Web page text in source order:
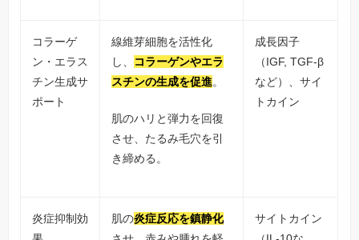
コラーゲ
ン・エラス
チン生成サ
ポート
線維芽細胞を活性化
し、
コラーゲンやエラ
スチンの生成を促進。
肌のハリと弾力を回復
させ、たるみ毛穴を引
き締める。
成長因子
（IGF, TGF-β
など）、サイ
トカイン
炎症抑制効
肌の炎症反応を鎮静化
サイトカイン